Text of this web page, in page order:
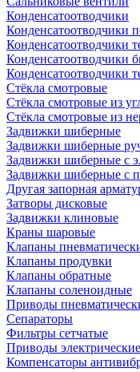
Конденсатоотводчики
Конденсатоотводчики
Конденсатоотводчики
Конденсатоотводчики
Конденсатоотводчики
Стёкла смотровые
Стёкла смотровые из
Стёкла смотровые из
Задвижки шиберные
Задвижки шиберные
Задвижки шиберные с
Задвижки шиберные с
Другая запорная
Затворы дисковые
Задвижки клиновые
Краны шаровые
Клапаны
Клапаны продувки
Клапаны обратные
Клапаны соленоидные
Приводы
Сепараторы
Фильтры сетчатые
Приводы электрические
Компенсаторы